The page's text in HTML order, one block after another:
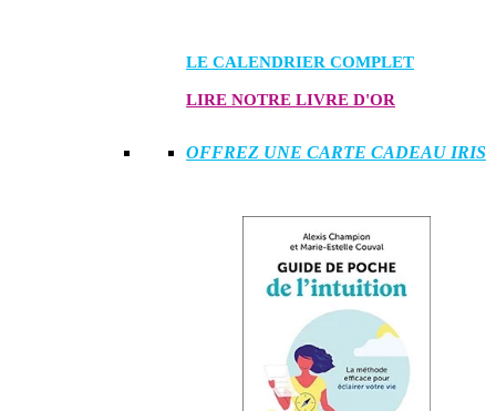
LE CALENDRIER COMPLET
LIRE NOTRE LIVRE D'OR
OFFREZ UNE CARTE CADEAU IRIS